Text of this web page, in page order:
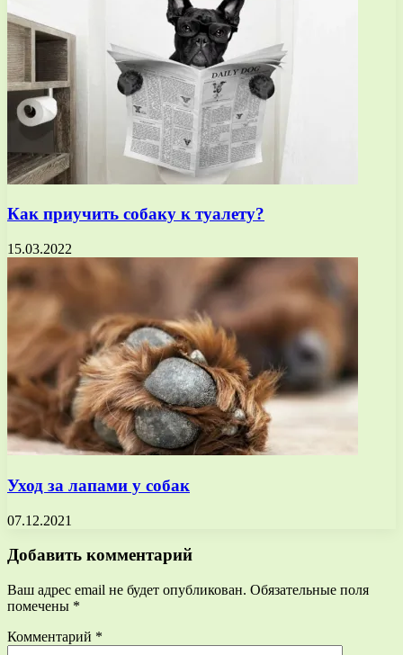
Как приучить собаку к туалету?
15.03.2022
Уход за лапами у собак
07.12.2021
Добавить комментарий
Ваш адрес email не будет опубликован. Обязательные поля
помечены *
Комментарий *